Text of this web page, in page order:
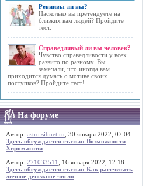
Ревнивы ли вы?
Насколько вы претендуете на
близких вам людей? Пройдите
тест.
Справедливый ли вы человек?
Чувство справедливости у всех
развито по разному. Вы
замечали, что иногда вам
приходится думать о мотиве своих
поступков? Пройдите тест!
На форуме
Автор: astro.sibnet.ru , 30 января 2022, 07:04
Здесь обсуждается статья: Возможности
Хиромантии
Автор: 271033511
, 16 января 2022, 12:18
Здесь обсуждается статья: Как рассчитать
личное денежное число